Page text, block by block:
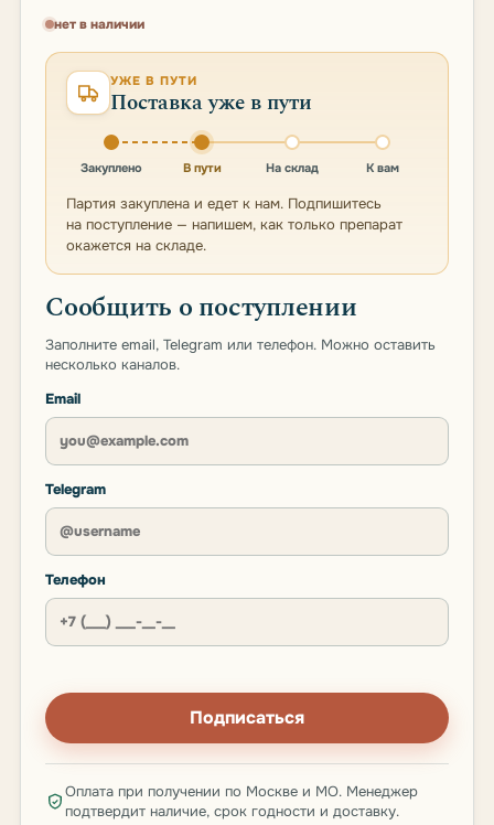
нет в наличии
УЖЕ В ПУТИ
Поставка уже в пути
Закуплено В пути На склад К вам
Партия закуплена и едет к нам. Подпишитесь
на поступление — напишем, как только препарат
окажется на складе.
Сообщить о поступлении
Заполните email, Telegram или телефон. Можно оставить
несколько каналов.
Email
Telegram
Телефон
Подписаться
Оплата при получении по Москве и МО. Менеджер
подтвердит наличие, срок годности и доставку.